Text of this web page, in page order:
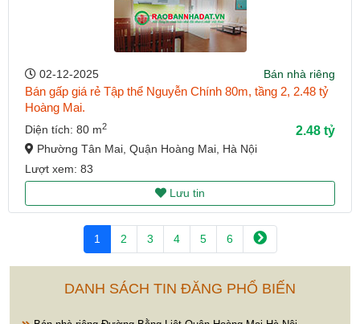
02-12-2025 Bán nhà riêng
Bán gấp giá rẻ Tập thể Nguyễn Chính 80m, tầng 2, 2.48 tỷ
Hoàng Mai.
Diện tích: 80 m2 2.48 tỷ
Phường Tân Mai, Quận Hoàng Mai, Hà Nội
Lượt xem: 83
Lưu tin
1 2 3 4 5 6
DANH SÁCH TIN ĐĂNG PHỔ BIẾN